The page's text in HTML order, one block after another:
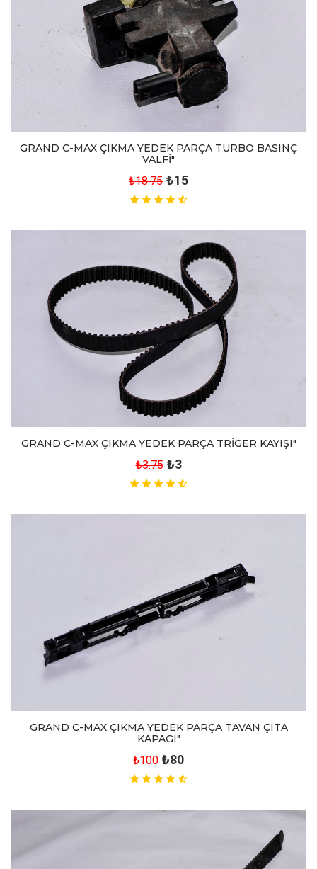
GRAND C-MAX ÇIKMA YEDEK PARÇA TURBO BASINÇ
VALFİ"
₺18.75 ₺15
GRAND C-MAX ÇIKMA YEDEK PARÇA TRİGER KAYIŞI"
₺3.75 ₺3
GRAND C-MAX ÇIKMA YEDEK PARÇA TAVAN ÇITA
KAPAGI"
₺100 ₺80